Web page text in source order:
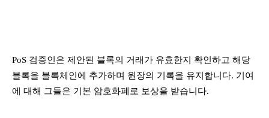
PoS 검증인은 제안된 블록의 거래가 유효한지 확인하고 해당
블록을 블록체인에 추가하며 원장의 기록을 유지합니다. 기여
에 대해 그들은 기본 암호화폐로 보상을 받습니다.